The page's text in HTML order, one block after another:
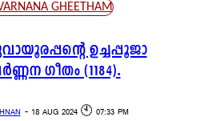
GHEETHAM
ഉച്ചപ്പൂജാ
ഗീതം (1184).
- 18 AUG 2024 🕙 07:33 PM